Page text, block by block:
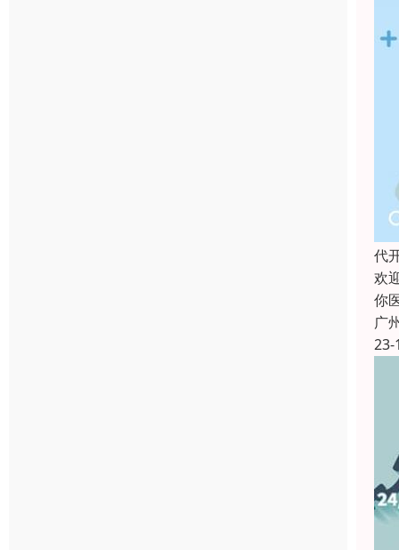
代
欢
你
广
23-